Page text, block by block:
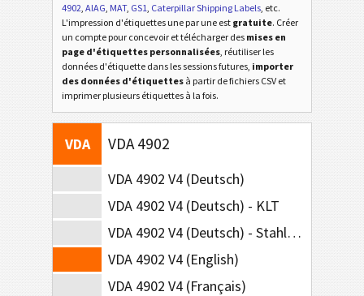
4902, AIAG, MAT, GS1, Caterpillar Shipping Labels, etc.
L'impression d'étiquettes une par une est gratuite. Créer
un compte pour concevoir et télécharger des mises en
page d'étiquettes personnalisées, réutiliser les
données d'étiquette dans les sessions futures, importer
des données d'étiquettes à partir de fichiers CSV et
imprimer plusieurs étiquettes à la fois.
VDA VDA 4902
VDA 4902 V4 (Deutsch)
VDA 4902 V4 (Deutsch) - KLT
VDA 4902 V4 (Deutsch) - Stahl-Lieferungen
VDA 4902 V4 (English)
VDA 4902 V4 (Français)